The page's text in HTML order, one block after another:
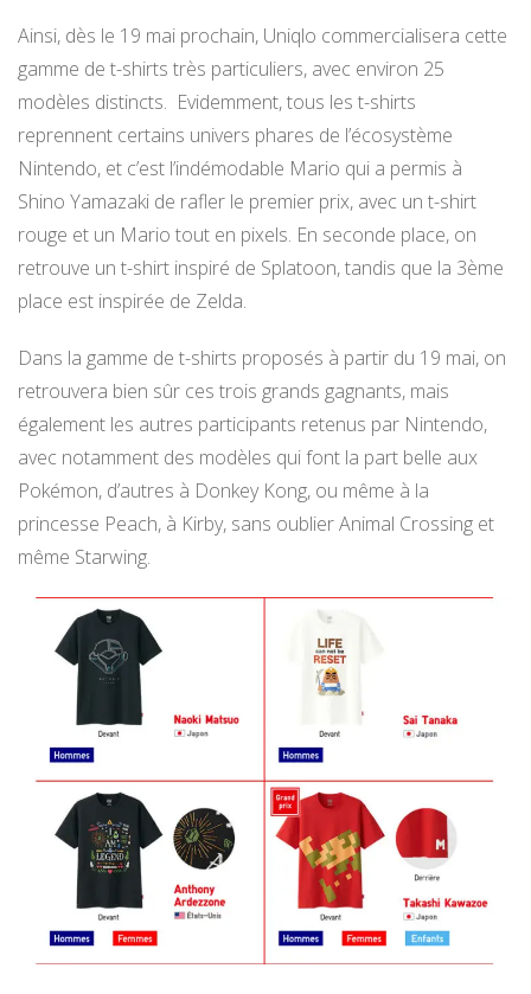
Ainsi, dès le 19 mai prochain, Uniqlo commercialisera cette
gamme de t-shirts très particuliers, avec environ 25
modèles distincts. Evidemment, tous les t-shirts
reprennent certains univers phares de l’écosystème
Nintendo, et c’est l’indémodable Mario qui a permis à
Shino Yamazaki de rafler le premier prix, avec un t-shirt
rouge et un Mario tout en pixels. En seconde place, on
retrouve un t-shirt inspiré de Splatoon, tandis que la 3ème
place est inspirée de Zelda.
Dans la gamme de t-shirts proposés à partir du 19 mai, on
retrouvera bien sûr ces trois grands gagnants, mais
également les autres participants retenus par Nintendo,
avec notamment des modèles qui font la part belle aux
Pokémon, d’autres à Donkey Kong, ou même à la
princesse Peach, à Kirby, sans oublier Animal Crossing et
même Starwing.